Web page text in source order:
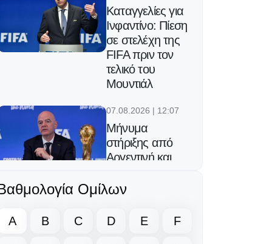
Καταγγελίες για
Ινφαντίνο: Πίεση
σε στελέχη της
FIFA πριν τον
τελικό του
Μουντιάλ
07.08.2026 | 12:07
Μήνυμα
στήριξης από
Αργεντινή και
Ινφαντίνο
Ομίλων
A B C D E F